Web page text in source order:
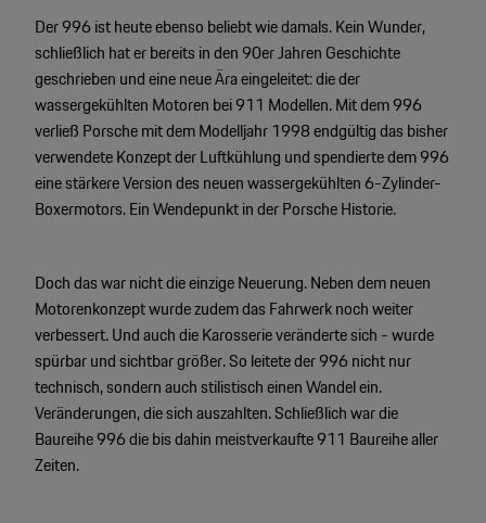
Motorsport & Events
Service & Zubehör
Wir über uns
Newsletter
Mein Porsche Account
Porsche Connect
Newsletter abonnieren
YouTube Channel
Porsche Gebrauchtwagen
Car Configurator
Porsche Timepieces
Porsche Poster Designer
Der 996 ist heute ebenso beliebt wie damals. Kein Wunder,
schließlich hat er bereits in den 90er Jahren Geschichte
geschrieben und eine neue Ära eingeleitet: die der
wassergekühlten Motoren bei 911 Modellen. Mit dem 996
verließ Porsche mit dem Modelljahr 1998 endgültig das bisher
verwendete Konzept der Luftkühlung und spendierte dem 996
eine stärkere Version des neuen wassergekühlten 6-Zylinder-
Boxermotors. Ein Wendepunkt in der Porsche Historie.
Doch das war nicht die einzige Neuerung. Neben dem neuen
Motorenkonzept wurde zudem das Fahrwerk noch weiter
verbessert. Und auch die Karosserie veränderte sich - wurde
spürbar und sichtbar größer. So leitete der 996 nicht nur
technisch, sondern auch stilistisch einen Wandel ein.
Veränderungen, die sich auszahlten. Schließlich war die
Baureihe 996 die bis dahin meistverkaufte 911 Baureihe aller
Zeiten.